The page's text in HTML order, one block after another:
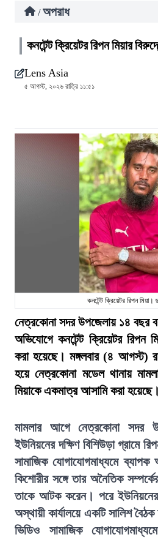
/ অপরাধ
কনটেন্ট ক্রিয়েটর রিপন মিয়ার
Lens Asia
৫ আগস্ট, ২০২৬ রাত্রি ১১:৫১
কনটেন্ট ক্রিয়েটর রিপন মিয়া।
নেত্রকোনা সদর উপজেলায় ১৪ বছর
অভিযোগে কনটেন্ট ক্রিয়েটর রিপন
করা হয়েছে। মঙ্গলবার (৪ আগস্ট)
হয়ে নেত্রকোনা মডেল থানায়
মিয়াকে একমাত্র আসামি করা হয়েছে।
মামলার আগে নেত্রকোনা সদর
ইউনিয়নের দক্ষিণ বিশিউড়া গ্রামে
সামাজিক যোগাযোগমাধ্যমে
কিশোরীর সঙ্গে তার অনৈতিক
তাকে আটক করেন। পরে ইউনিয়নের
অস্থায়ী কার্যালয়ে একটি সালিশ
ভিডিও সামাজিক